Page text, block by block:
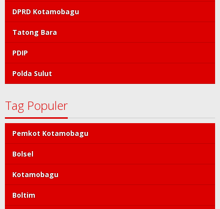
DPRD Kotamobagu
Tatong Bara
PDIP
Polda Sulut
Tag Populer
Pemkot Kotamobagu
Bolsel
Kotamobagu
Boltim